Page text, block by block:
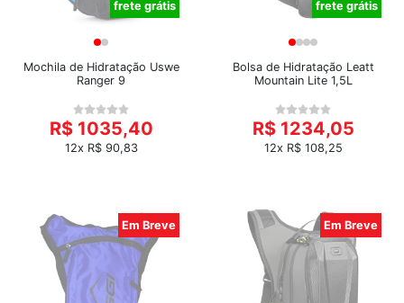
frete grátis
Mochila de Hidratação Uswe
Ranger 9
R$ 1035,40
12x R$ 90,83
frete grátis
Bolsa de Hidratação Leatt
Mountain Lite 1,5L
R$ 1234,05
12x R$ 108,25
Em Breve Em Breve